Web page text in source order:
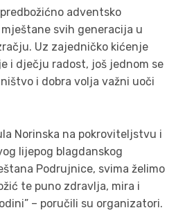
adventsko
svih generacija u
Uz zajedničko kićenje
i dječju radost, još jednom se
i dobra volja važni uoči
Norinska na pokroviteljstvu i
lijepog blagdanskog
Podrujnice, svima želimo
te puno zdravlja, mira i
– poručili su organizatori.